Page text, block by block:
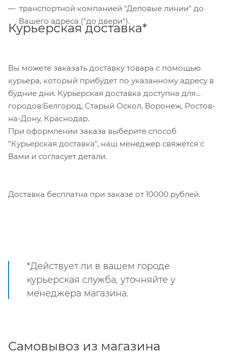
обратившись в отделение своего банка.
Для данного способа оплаты доступны к выбору
транспортной компанией "Деловые линии" до
Вашего адреса ("до двери").
Курьерская доставка*
Вы можете заказать доставку товара с помощью
курьера, который прибудет по указанному адресу в
будние дни. Курьерская доставка доступна для
городов:Белгород, Старый Оскол, Воронеж, Ростов-
на-Дону, Краснодар.
При оформлении заказа выберите способ
"Курьерская доставка", наш менеджер свяжется с
Вами и согласует детали.
Доставка бесплатна при заказе от 10000 рублей.
*Действует ли в вашем городе
курьерская служба, уточняйте у
менеджера магазина.
Самовывоз из магазина